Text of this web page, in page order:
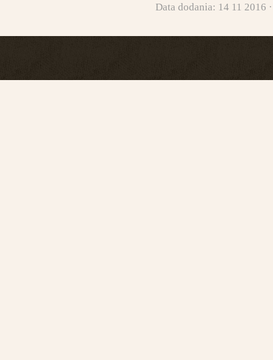
Data dodania: 14 11 2016